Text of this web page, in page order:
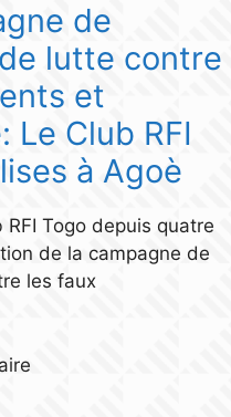
de
lutte contre
et
Le Club RFI
à Agoè
Togo depuis quatre
de la campagne de
les faux